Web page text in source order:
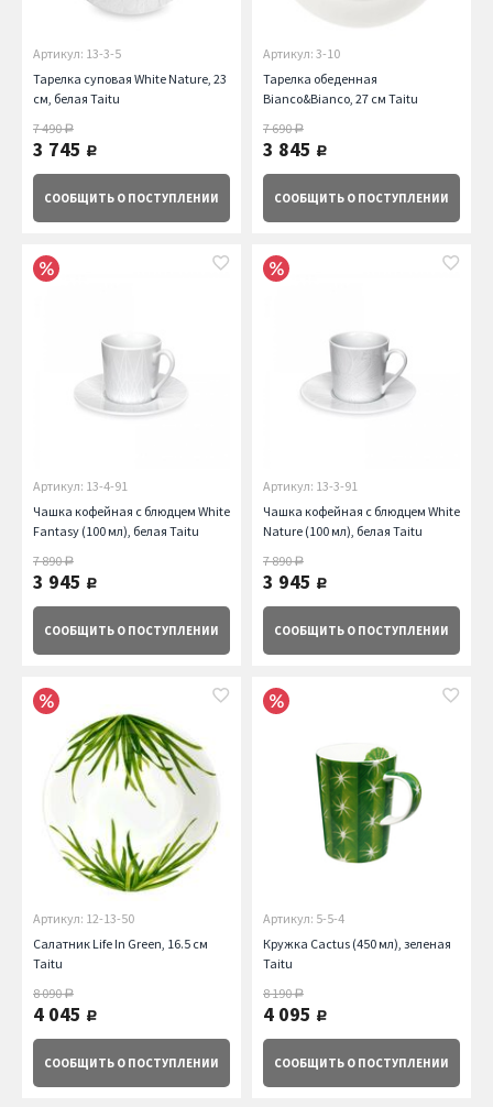
Артикул: 13-3-5
Тарелка суповая White Nature, 23
см, белая Taitu
7 490руб.
3 745 руб.
СООБЩИТЬ О ПОСТУПЛЕНИИ
Артикул: 3-10
Тарелка обеденная
Bianco&Bianco, 27 см Taitu
7 690руб.
3 845 руб.
СООБЩИТЬ О ПОСТУПЛЕНИИ
Артикул: 13-4-91
Чашка кофейная с блюдцем White
Fantasy (100 мл), белая Taitu
7 890руб.
3 945 руб.
СООБЩИТЬ О ПОСТУПЛЕНИИ
Артикул: 13-3-91
Чашка кофейная с блюдцем White
Nature (100 мл), белая Taitu
7 890руб.
3 945 руб.
СООБЩИТЬ О ПОСТУПЛЕНИИ
Артикул: 12-13-50
Салатник Life In Green, 16.5 см
Taitu
8 090руб.
4 045 руб.
СООБЩИТЬ О ПОСТУПЛЕНИИ
Артикул: 5-5-4
Кружка Cactus (450 мл), зеленая
Taitu
8 190руб.
4 095 руб.
СООБЩИТЬ О ПОСТУПЛЕНИИ